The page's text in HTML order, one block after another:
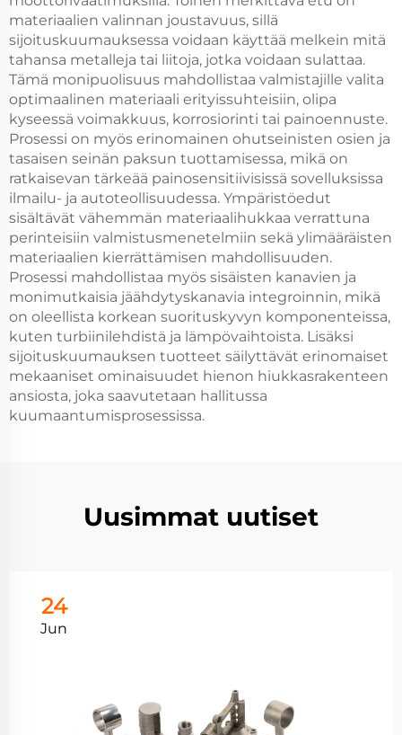
materiaalien valinnan joustavuus, sillä
sijoituskuumauksessa voidaan käyttää melkein mitä
tahansa metalleja tai liitoja, jotka voidaan sulattaa.
Tämä monipuolisuus mahdollistaa valmistajille valita
optimaalinen materiaali erityissuhteisiin, olipa
kyseessä voimakkuus, korrosiorinti tai painoennuste.
Prosessi on myös erinomainen ohutseinisten osien ja
tasaisen seinän paksun tuottamisessa, mikä on
ratkaisevan tärkeää painosensitiivisissä sovelluksissa
ilmailu- ja autoteollisuudessa. Ympäristöedut
sisältävät vähemmän materiaalihukkaa verrattuna
perinteisiin valmistusmenetelmiin sekä ylimääräisten
materiaalien kierrättämisen mahdollisuuden.
Prosessi mahdollistaa myös sisäisten kanavien ja
monimutkaisia jäähdytyskanavia integroinnin, mikä
on oleellista korkean suorituskyvyn komponenteissa,
kuten turbiinilehdistä ja lämpövaihtoista. Lisäksi
sijoituskuumauksen tuotteet säilyttävät erinomaiset
mekaaniset ominaisuudet hienon hiukkasrakenteen
ansiosta, joka saavutetaan hallitussa
kuumaantumisprosessissa.
Uusimmat uutiset
24
Jun